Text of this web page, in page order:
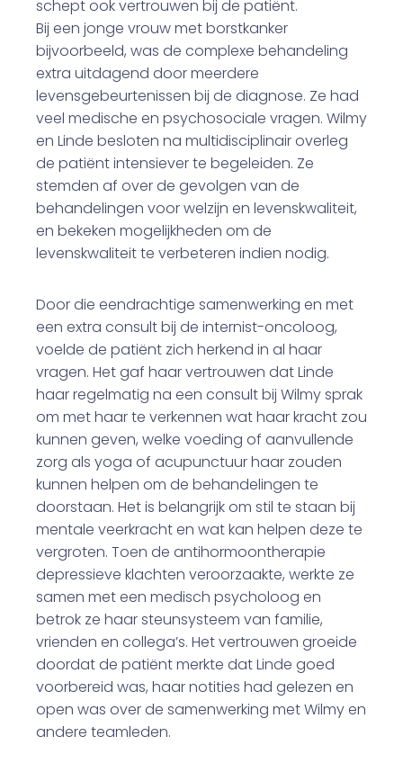
schept ook vertrouwen bij de patiënt.
Bij een jonge vrouw met borstkanker
bijvoorbeeld, was de complexe behandeling
extra uitdagend door meerdere
levensgebeurtenissen bij de diagnose. Ze had
veel medische en psychosociale vragen. Wilmy
en Linde besloten na multidisciplinair overleg
de patiënt intensiever te begeleiden. Ze
stemden af over de gevolgen van de
behandelingen voor welzijn en levenskwaliteit,
en bekeken mogelijkheden om de
levenskwaliteit te verbeteren indien nodig.
Door die eendrachtige samenwerking en met
een extra consult bij de internist-oncoloog,
voelde de patiënt zich herkend in al haar
vragen. Het gaf haar vertrouwen dat Linde
haar regelmatig na een consult bij Wilmy sprak
om met haar te verkennen wat haar kracht zou
kunnen geven, welke voeding of aanvullende
zorg als yoga of acupunctuur haar zouden
kunnen helpen om de behandelingen te
doorstaan. Het is belangrijk om stil te staan bij
mentale veerkracht en wat kan helpen deze te
vergroten. Toen de antihormoontherapie
depressieve klachten veroorzaakte, werkte ze
samen met een medisch psycholoog en
betrok ze haar steunsysteem van familie,
vrienden en collega’s. Het vertrouwen groeide
doordat de patiënt merkte dat Linde goed
voorbereid was, haar notities had gelezen en
open was over de samenwerking met Wilmy en
andere teamleden.